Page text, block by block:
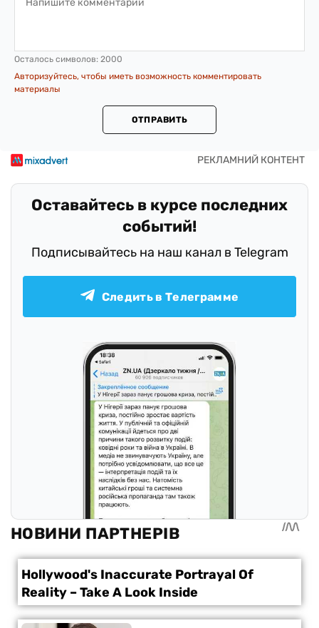
Осталось символов: 2000
Авторизуйтесь, чтобы иметь возможность комментировать
материалы
ОТПРАВИТЬ
Оставайтесь в курсе последних
событий!
Подписывайтесь на наш канал в Telegram
Следить в Телеграмме